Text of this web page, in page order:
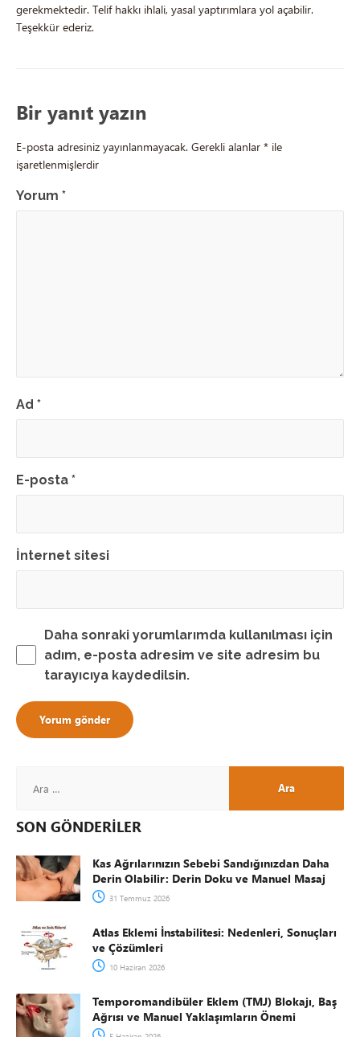
gerekmektedir. Telif hakkı ihlali, yasal yaptırımlara yol açabilir.
Teşekkür ederiz.
Bir yanıt yazın
E-posta adresiniz yayınlanmayacak. Gerekli alanlar * ile
işaretlenmişlerdir
Yorum *
Ad *
E-posta *
İnternet sitesi
Daha sonraki yorumlarımda kullanılması için
adım, e-posta adresim ve site adresim bu
tarayıcıya kaydedilsin.
SON GÖNDERİLER
Kas Ağrılarınızın Sebebi Sandığınızdan Daha
Derin Olabilir: Derin Doku ve Manuel Masaj
31 Temmuz 2026
Atlas Eklemi İnstabilitesi: Nedenleri, Sonuçları
ve Çözümleri
10 Haziran 2026
Temporomandibüler Eklem (TMJ) Blokajı, Baş
Ağrısı ve Manuel Yaklaşımların Önemi